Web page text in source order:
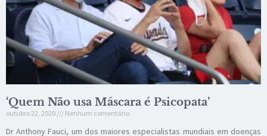
‘Quem Não usa Máscara é Psicopata’
outubro 22, 2020 Nenhum comentário
Dr Anthony Fauci, um dos maiores especialistas mundiais em doenças